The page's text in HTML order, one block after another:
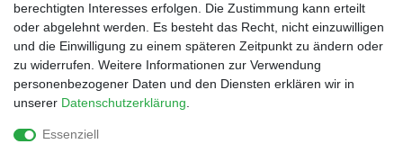
Widerrufs­recht Impressum Daten­schutz­erklärung
berechtigten Interesses erfolgen. Die Zustimmung kann erteilt
oder abgelehnt werden. Es besteht das Recht, nicht einzuwilligen
und die Einwilligung zu einem späteren Zeitpunkt zu ändern oder
zu widerrufen. Weitere Informationen zur Verwendung
personenbezogener Daten und den Diensten erklären wir in
unserer Daten­schutz­erklärung
Essenziell